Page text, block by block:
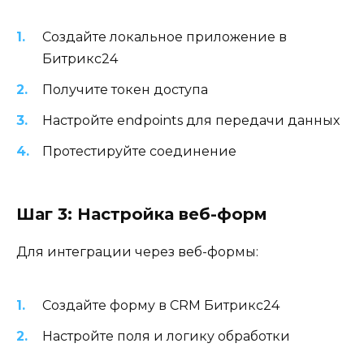
Создайте локальное приложение в
Битрикс24
Получите токен доступа
Настройте endpoints для передачи данных
Протестируйте соединение
Шаг 3: Настройка веб-форм
Для интеграции через веб-формы:
Создайте форму в CRM Битрикс24
Настройте поля и логику обработки